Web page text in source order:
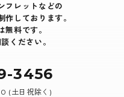
フレットなどの
作しております。
無料です。
ください。
3456
(土日祝除く)